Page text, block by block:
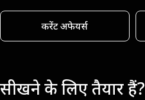
करेंट अफेयर्स
सीखने के लिए तैयार हैं?